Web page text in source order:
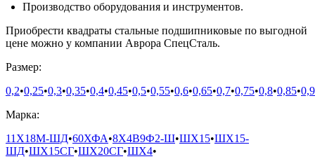
Производство оборудования и инструментов.
Приобрести квадраты стальные подшипниковые по выгодной
цене можно у компании Аврора СпецСталь.
Размер:
0,2•0,25•0,3•0,35•0,4•0,45•0,5•0,55•0,6•0,65•0,7•0,75•0,8•0,85•0,9
Марка:
11Х18М-ШД•60ХФА•8Х4В9Ф2-Ш•ШХ15•ШХ15-
ШД•ШХ15СГ•ШХ20СГ•ШХ4•